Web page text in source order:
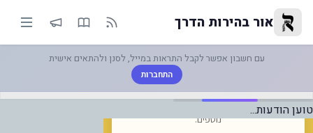
טועמיה חיים זכו - חקת תשפ"ו -
אור בהירות הדרך
עם חשבון אפשר לקבל התראות במייל, לסנן ולהתאים אישית
התחברות
טוען הודעות...